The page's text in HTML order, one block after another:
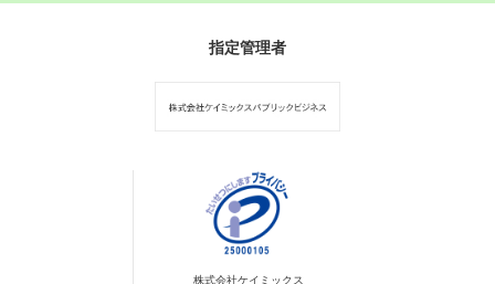
指定管理者
株式会社ケイミックス